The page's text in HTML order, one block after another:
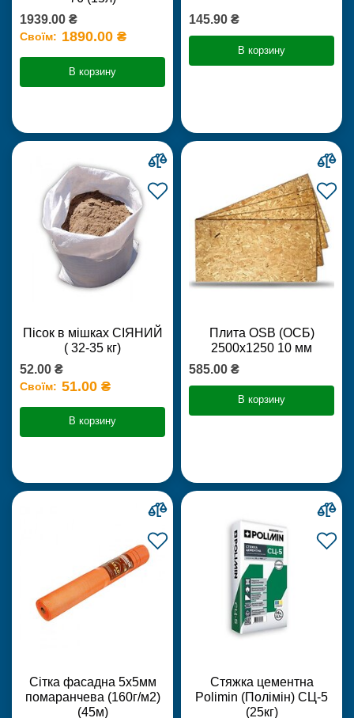
1939.00 ₴
Своїм: 1890.00 ₴
В корзину
145.90 ₴
В корзину
Пісок в мішках СІЯНИЙ
( 32-35 кг)
52.00 ₴
Своїм: 51.00 ₴
В корзину
Плита OSB (ОСБ)
2500х1250 10 мм
585.00 ₴
В корзину
Сітка фасадна 5х5мм
помаранчева (160г/м2)
(45м)
Стяжка цементна
Polimin (Полімін) СЦ-5
(25кг)